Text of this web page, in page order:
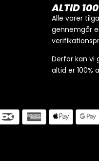
ALTID
Alle varer
gennemgår
Derfor kan vi
altid er 100%